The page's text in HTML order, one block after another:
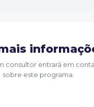
consultor entrará em
sobre este programa.